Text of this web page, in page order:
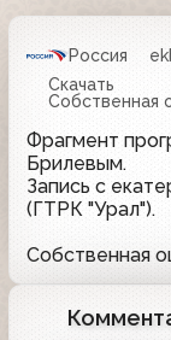
Россия
Скачать
Собственная
Фрагмент
Брилевым.
Запись с
(ГТРК "Урал").
Собственная